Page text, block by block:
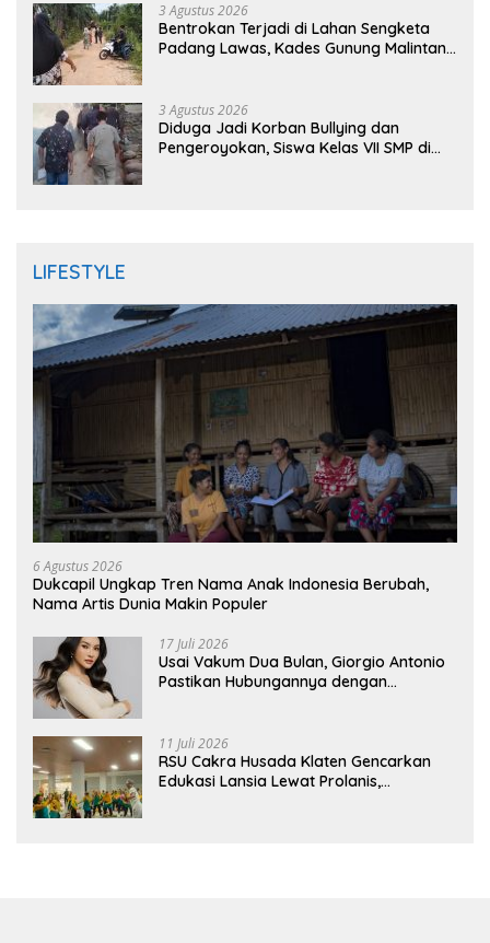
3 Agustus 2026
Bentrokan Terjadi di Lahan Sengketa
Padang Lawas, Kades Gunung Malintang
3 Agustus 2026
Diduga Jadi Korban Bullying dan
Pengeroyokan, Siswa Kelas VII SMP di
LIFESTYLE
6 Agustus 2026
Dukcapil Ungkap Tren Nama Anak Indonesia Berubah,
Nama Artis Dunia Makin Populer
17 Juli 2026
Usai Vakum Dua Bulan, Giorgio Antonio
Pastikan Hubungannya dengan
11 Juli 2026
RSU Cakra Husada Klaten Gencarkan
Edukasi Lansia Lewat Prolanis,